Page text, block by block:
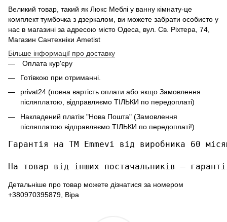
Великий товар, такий як Люкс Меблі у ванну кімнату-це
комплект тумбочка з дзеркалом, ви можете забрати особисто у
нас в магазині за адресою місто Одеса, вул. Св. Ріхтера, 74,
Магазин Сантехніки Ametist
Більше інформації про доставку
Оплата кур'єру
Готівкою при отриманні.
privat24 (повна вартість оплати або якщо Замовлення
післяплатою, відправляємо ТІЛЬКИ по передоплаті)
Накладений платіж "Нова Пошта" (Замовлення
післяплатою відправляємо ТІЛЬКИ по передоплаті!)
Гарантія на ТМ Emmevi від виробника 60
На товар від інших постачальників –
Детальніше про товар можете дізнатися за номером
+380970395879, Віра